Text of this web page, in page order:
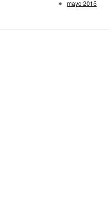
mayo 2015